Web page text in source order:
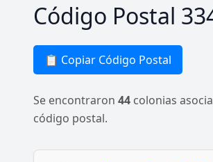
Código Postal
📋 Copiar Código Postal
Se encontraron 44 colonias
código postal.